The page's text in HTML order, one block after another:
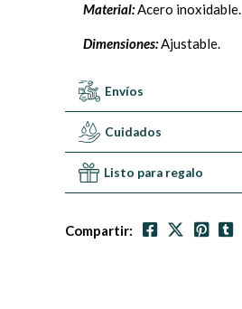
Material:Acero inoxidable.
Dimensiones:Ajustable.
Envíos
Cuidados
Listo para regalo
Compartir: